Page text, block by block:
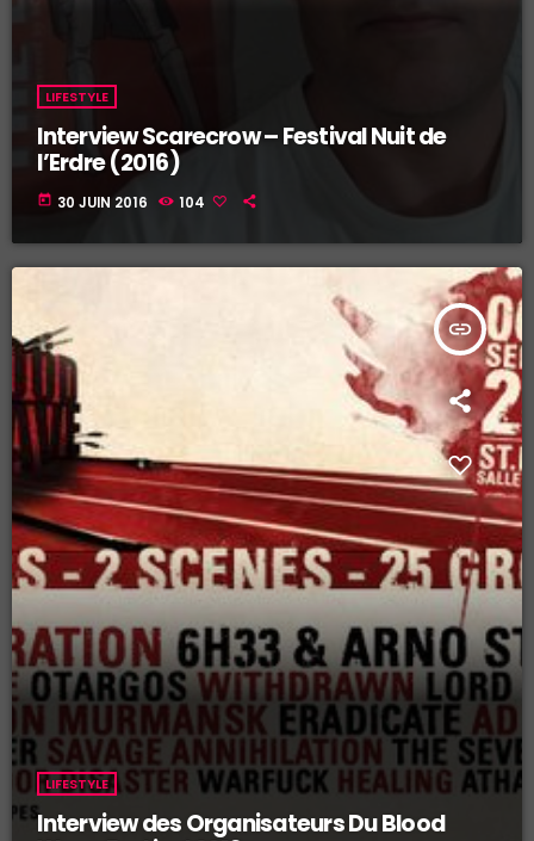
LIFESTYLE
Interview Scarecrow – Festival Nuit de
l’Erdre (2016)
today 30 JUIN 2016 104
insert_link
LIFESTYLE
Interview des Organisateurs Du Blood